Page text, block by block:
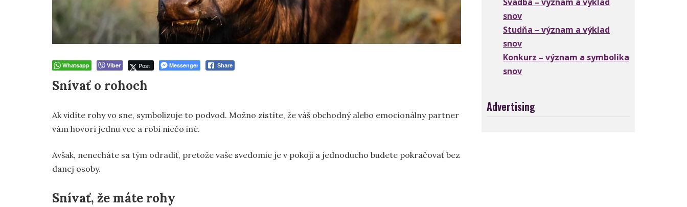
Whatsapp Viber Post Messenger Share
Snívať o rohoch
Ak vidíte rohy vo sne, symbolizuje to podvod. Možno zistíte, že váš obchodný alebo emocionálny partner
vám hovorí jednu vec a robí niečo iné.
Avšak, nenecháte sa tým odradiť, pretože vaše svedomie je v pokoji a jednoducho budete pokračovať bez
danej osoby.
Snívať, že máte rohy
snov
Studňa – význam a výklad
snov
Konkurz – význam a symbolika
snov
Advertising